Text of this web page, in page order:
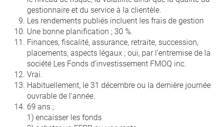
gestionnaire et du service à la clientèle.
Les rendements publiés incluent les frais de gestion
Une bonne planification ; 30 %.
Finances, fiscalité, assurance, retraite, succession,
placements, aspects légaux ; oui, par l’entremise de la
société Les Fonds d’investissement FMOQ inc.
Vrai.
Habituellement, le 31 décembre ou la dernière journée
ouvrable de l’année.
69 ans ;
1) encaisser les fonds